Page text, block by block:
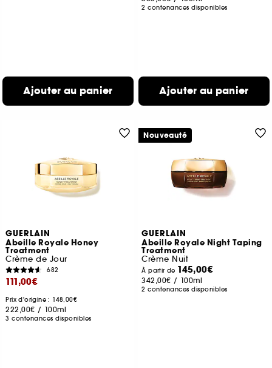
Ajouter au panier
2 contenances disponibles
Ajouter au panier
GUERLAIN
Abeille Royale Honey
Treatment
Crème de Jour
682
111,00€
Prix d'origine : 148,00€
222,00€ / 100ml
3 contenances disponibles
GUERLAIN
Abeille Royale Night Taping
Treatment
Crème Nuit
À partir de 145,00€
342,00€ / 100ml
2 contenances disponibles
Nouveauté